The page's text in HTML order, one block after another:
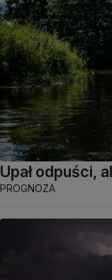
Upał odpuści,
PROGNOZA